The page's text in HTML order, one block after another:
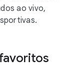
ao vivo,